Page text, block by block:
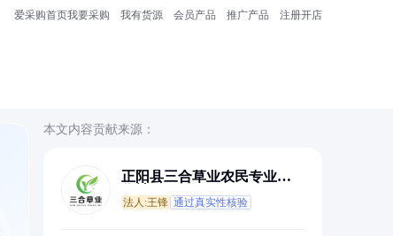
爱采购首页我要采购 我有货源 会员产品 推广产品 注册开店
本文内容贡献来源：
正阳县三合草业农民专业合
法人:王锋 通过真实性核验